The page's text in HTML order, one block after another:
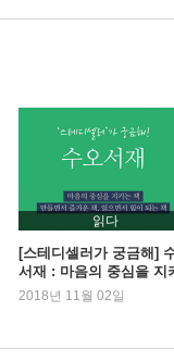
겠습니다.”
읽다
[스테디셀러가 궁금해]
서재 : 마음의 중심을 지
는 책
2018년 11월 02일